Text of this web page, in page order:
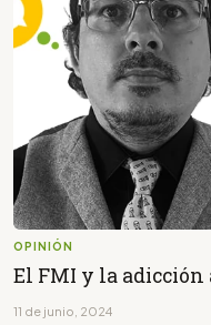
OPINIÓN
El FMI y la adicción
11 de junio, 2024